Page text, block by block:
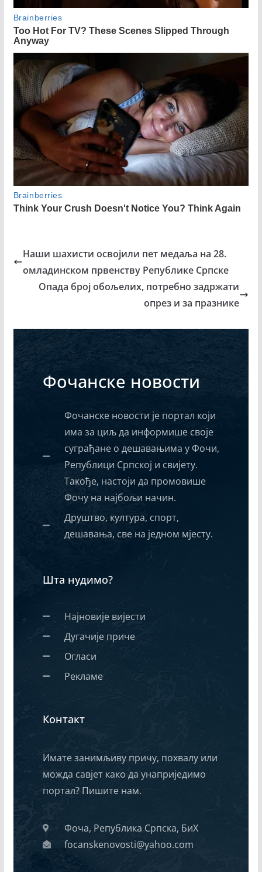
Наши шахисти освојили пет медаља на 28.
омладинском првенству Републике Српске
Опада број обољелих, потребно задржати
опрез и за празнике
Фочанске новости
Фочанске новости је портал који
има за циљ да информише своје
суграђане о дешавањима у Фочи,
Републици Српској и свијету.
Такође, настоји да промовише
Фочу на најбољи начин.
Друштво, култура, спорт,
дешавања, све на једном мјесту.
Шта нудимо?
Најновије вијести
Дугачије приче
Огласи
Рекламе
Контакт
Имате занимљиву причу, похвалу или
можда савјет како да унаприједимо
портал? Пишите нам.
Фоча, Република Српска, БиХ
focanskenovosti@yahoo.com